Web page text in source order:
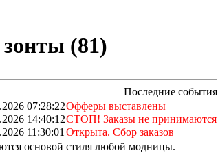
(81)
Последние события
07:28:22Офферы выставлены
14:40:12СТОП! Заказы не принимаются
11:30:01 Открыта. Сбор заказов
основой стиля любой модницы.